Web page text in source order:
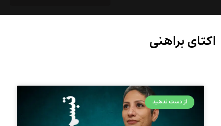
اکتای براهنی
از دست ندهید